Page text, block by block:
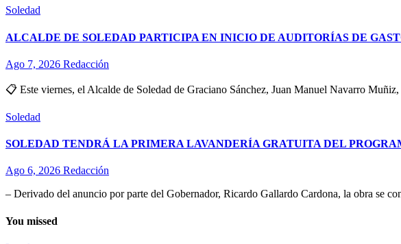
Soledad
ALCALDE DE SOLEDAD PARTICIPA EN INICIO DE AUDITORÍAS DE
Ago 7, 2026 Redacción
📋 Este viernes, el Alcalde de Soledad de Graciano Sánchez, Juan Manuel Navarro
Soledad
SOLEDAD TENDRÁ LA PRIMERA LAVANDERÍA GRATUITA DEL
Ago 6, 2026 Redacción
– Derivado del anuncio por parte del Gobernador, Ricardo Gallardo Cardona, la obra se
You missed